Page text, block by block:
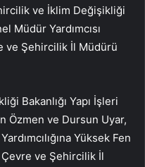
ve İklim Değişikliği
Müdür Yardımcısı
ve Şehircilik İl Müdürü
Bakanlığı Yapı İşleri
Özmen ve Dursun Uyar,
Yüksek Fen
Çevre ve Şehircilik İl